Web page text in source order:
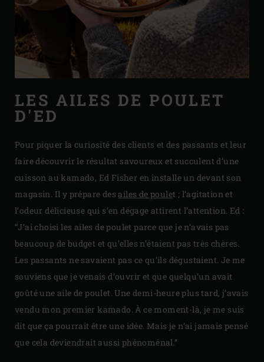
LES AILES DE POULET
D'ED
Pour piquer la curiosité des clients et des passants et leur
faire découvrir le résultat savoureux et succulent d’une
cuisson au kamado, Ed Fisher en installe un devant son
magasin. Il y prépare des ailes de poulet ; l’agitation et
l’odeur délicieuse qui s’en dégage attirent l’attention. Ed :
“J’ai choisi les ailes de poulet parce que je n’avais pas
beaucoup de budget et qu’elles n’étaient pas très chères.
Les passants ne savaient pas ce qu’ils dégustaient. Je me
souviens que je venais d’ouvrir et que quelqu’un avait
goûté une aile de poulet. Une demi-heure plus tard, j’avais
vendu mon premier kamado. À ce moment-là, je me suis
dit que ça pourrait être une idée. Mais je n’ai jamais pensé
que cela deviendrait aussi phénoménal.”